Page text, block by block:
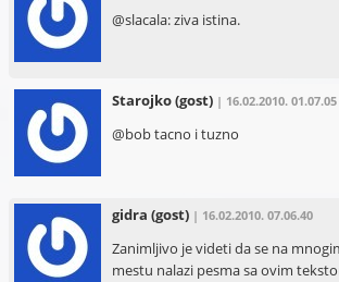
@slacala: ziva istina.
Starojko(gost) | 16.02.2010. 01.07.05
@bob tacno i tuzno
gidra (gost) | 16.02.2010. 07.06.40
Zanimljivo je videti da se na
mestu nalazi pesma sa ovim